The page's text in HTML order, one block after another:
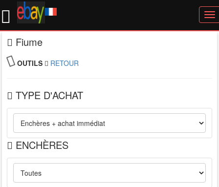
Fiume
OUTILS RETOUR
TYPE D'ACHAT
ENCHÈRES